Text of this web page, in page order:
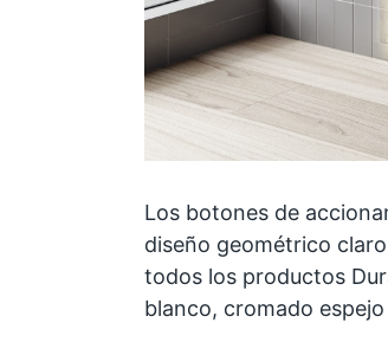
Los botones de
diseño geométrico
todos los productos
blanco, cromado